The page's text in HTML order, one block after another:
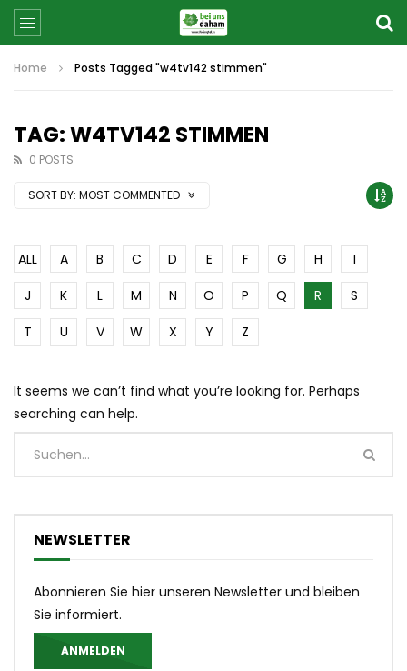
Home Posts Tagged "w4tv142 stimmen"
TAG: W4TV142 STIMMEN
0 POSTS
SORT BY: MOST COMMENTED
ALL A B C D E F G H
I
J
K L M N O P Q R
S
T
U V W X Y Z
It seems we can’t find what you’re looking for. Perhaps
searching can help.
NEWSLETTER
Abonnieren Sie hier unseren Newsletter und bleiben
Sie informiert.
ANMELDEN